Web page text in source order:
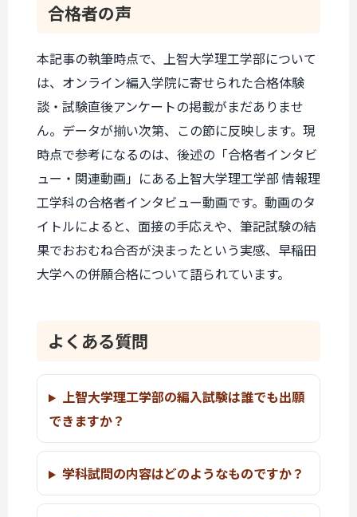
合格者の声
本記事の執筆時点で、上智大学理工学部について
は、オンライン編入学院に寄せられた合格体験
談・試験直後アンケートの掲載がまだありませ
ん。データが揃い次第、この節に反映します。現
時点で参考になるのは、後述の「合格者インタビ
ュー・関連動画」にある上智大学理工学部 情報理
工学科の合格者インタビュー動画です。動画のタ
イトルによると、面接の手応えや、筆記試験の結
果でおおむね合否が決まったという実感、早稲田
大学への併願合格について語られています。
よくある質問
上智大学理工学部の編入試験は誰でも出願
できますか？
学科試問の内容はどのようなものですか？